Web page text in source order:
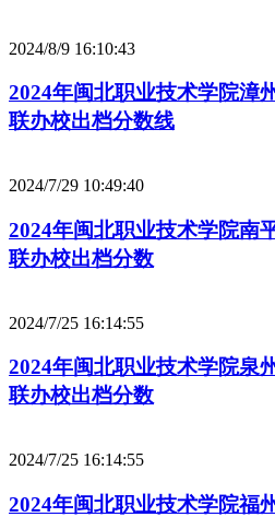
2024/8/9 16:10:43
2024年闽北职业技术学院漳
联办校出档分数线
2024/7/29 10:49:40
2024年闽北职业技术学院南
联办校出档分数
2024/7/25 16:14:55
2024年闽北职业技术学院泉
联办校出档分数
2024/7/25 16:14:55
2024年闽北职业技术学院福